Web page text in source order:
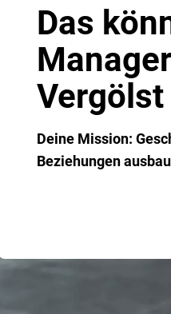
Das
Deine Mission:
Beziehungen